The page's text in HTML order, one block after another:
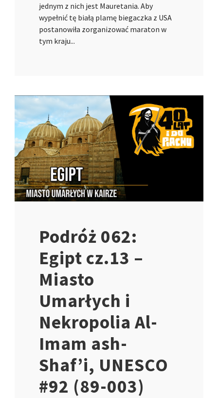
jednym z nich jest Mauretania. Aby
wypełnić tę białą plamę biegaczka z USA
postanowiła zorganizować maraton w
tym kraju...
Podróż 062:
Egipt cz.13 –
Miasto
Umarłych i
Nekropolia Al-
Imam ash-
Shaf’i, UNESCO
#92 (89-003)